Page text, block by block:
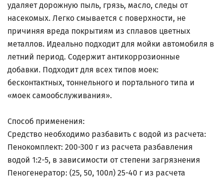
удаляет дорожную пыль, грязь, масло, следы от
насекомых. Легко смывается с поверхности, не
причиняя вреда покрытиям из сплавов цветных
металлов. Идеально подходит для мойки автомобиля в
летний период. Содержит антикоррозионные
добавки. Подходит для всех типов моек:
бесконтактных, тоннельного и портального типа и
«моек самообслуживания».
Способ применения:
Средство необходимо разбавить с водой из расчета:
Пенокомплект: 200-300 г из расчета разбавления
водой 1:2-5, в зависимости от степени загрязнения
Пеногенератор: (25, 50, 100л) 25-40 г из расчета